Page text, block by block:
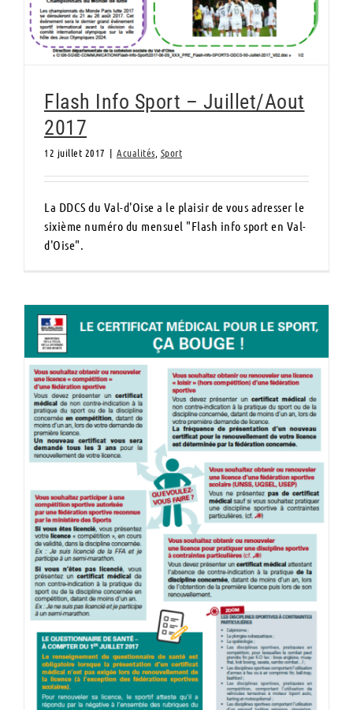
Flash Info Sport – Juillet/Aout
2017
12 juillet 2017 | Acualités Sport
La DDCS du Val-d'Oise a le plaisir de vous adresser le
sixième numéro du mensuel "Flash info sport en Val-
d'Oise".
Le certificat médical pour le sport, ça
bouge !